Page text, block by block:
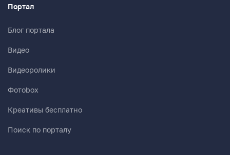
Портал
Блог портала
Видео
Видеоролики
Фотоbox
Креативы бесплатно
Поиск по порталу